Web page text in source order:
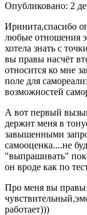
Опубликовано: 2
Иринита,спасибо
любые отношения
хотела знать с
вы правы насчёт
относится ко мне
поле для
возможностей
А вот первый
держит меня в
завышенными
самооценка....не
"выпрашивать"
он вроде как по
Про меня вы
работает)))